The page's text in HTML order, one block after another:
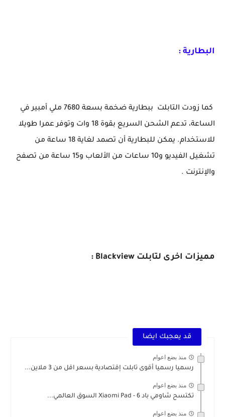
البطارية :
كما زودت التابلت ببطارية ضخمة بسعة 7680 ملي أمبير في
الساعة، تدعم الشحن السريع بقوة 18 وات وتوفر عمرا طويلا
للاستخدام. يمكن للبطارية أن تصمد لغاية 18 ساعة من
تشغيل الفيديو و10 ساعات من الألعاب و15 ساعة من تصفح
والإنترنت .
مميزات اخرى لتابلت Blackview :
قد يعجبك ايضا
منذ بضع اعوام
رسميا رسميا أقوى تابلت إقتصادية بسعر اقل من 3 ملاين...
منذ بضع اعوام
تكتسح شاومي باد 6 - Xiaomi Pad السوق العالمي...
منذ بضع اعوام